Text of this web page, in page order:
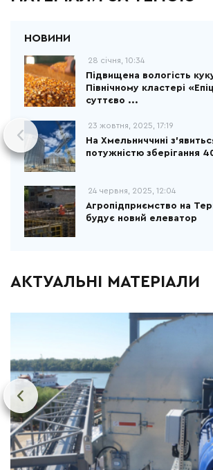
28 січня, 10:34
Підвищена вологість
Північному кластері
суттєво ...
23 жовтня, 2025, 17:19
На Хмельниччині
потужністю зберігання
24 червня, 2025, 12:04
Агропідприємство на
будує новий елеватор
АКТУАЛЬНІ МАТЕРІАЛИ